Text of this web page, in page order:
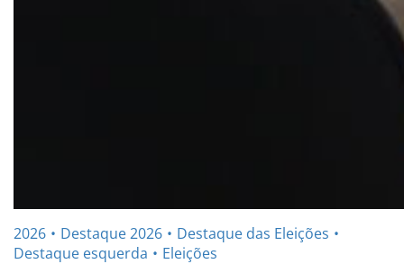
2026 Destaque 2026
Destaque das Eleições
Destaque esquerda
Eleições